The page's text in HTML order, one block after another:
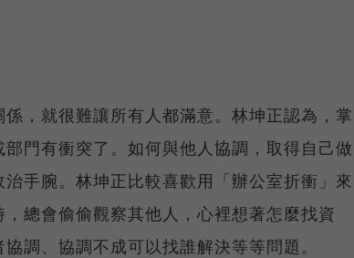
，就很難讓所有人都滿意。林坤正認為，掌
門有衝突了。如何與他人協調，取得自己做
手腕。林坤正比較喜歡用「辦公室折衝」來
總會偷偷觀察其他人，心裡想著怎麼找資
調、協調不成可以找誰解決等等問題。